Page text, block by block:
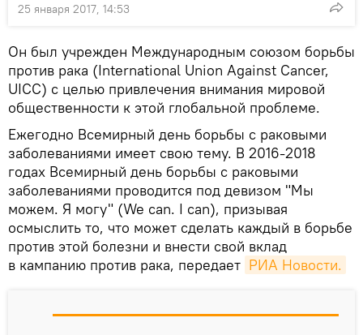
25 января 2017, 14:53
Он был учрежден Международным союзом борьбы
против рака (International Union Against Cancer,
UICC) с целью привлечения внимания мировой
общественности к этой глобальной проблеме.
Ежегодно Всемирный день борьбы с раковыми
заболеваниями имеет свою тему. В 2016-2018
годах Всемирный день борьбы с раковыми
заболеваниями проводится под девизом "Мы
можем. Я могу" (We can. I can), призывая
осмыслить то, что может сделать каждый в борьбе
против этой болезни и внести свой вклад
в кампанию против рака, передает РИА Новости.